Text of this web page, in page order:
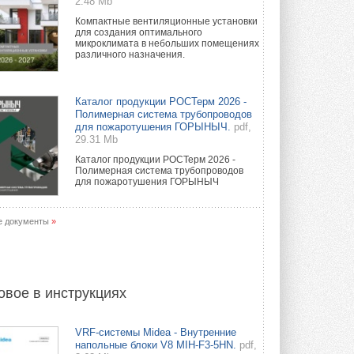
Компактные вентиляционные установки
для создания оптимального
микроклимата в небольших помещениях
различного назначения.
Каталог продукции РОСТерм 2026 -
Полимерная система трубопроводов
для пожаротушения ГОРЫНЫЧ.
pdf,
29.31 Mb
Каталог продукции РОСТерм 2026 -
Полимерная система трубопроводов
для пожаротушения ГОРЫНЫЧ
документы »
в инструкциях
VRF-системы Midea - Внутренние
напольные блоки V8 MIH-F3-5HN. pdf,